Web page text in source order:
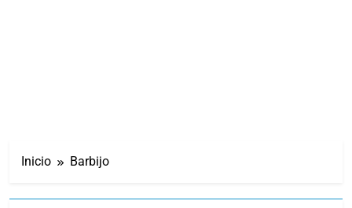
Inicio Barbijo